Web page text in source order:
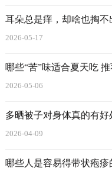
耳朵总是痒，却啥也掏不
2026-05-17
哪些“苦”味适合夏天吃
2026-05-06
多晒被子对身体真的有好
2026-04-09
哪些人是容易得带状疱疹